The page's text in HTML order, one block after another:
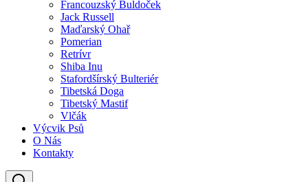
Francouzský Buldoček
Jack Russell
Maďarský Ohař
Pomerian
Retrívr
Shiba Inu
Stafordšírský Bulteriér
Tibetská Doga
Tibetský Mastif
Vlčák
Výcvik Psů
O Nás
Kontakty